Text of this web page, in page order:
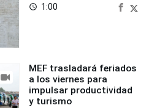
access_time 1:00
MEF trasladará feriados
a los viernes para
impulsar productividad
y turismo